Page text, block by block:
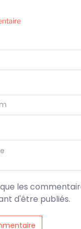
les
d'être publiés.